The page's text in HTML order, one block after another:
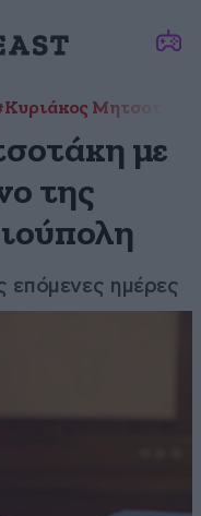
με
της
επόμενες ημέρες